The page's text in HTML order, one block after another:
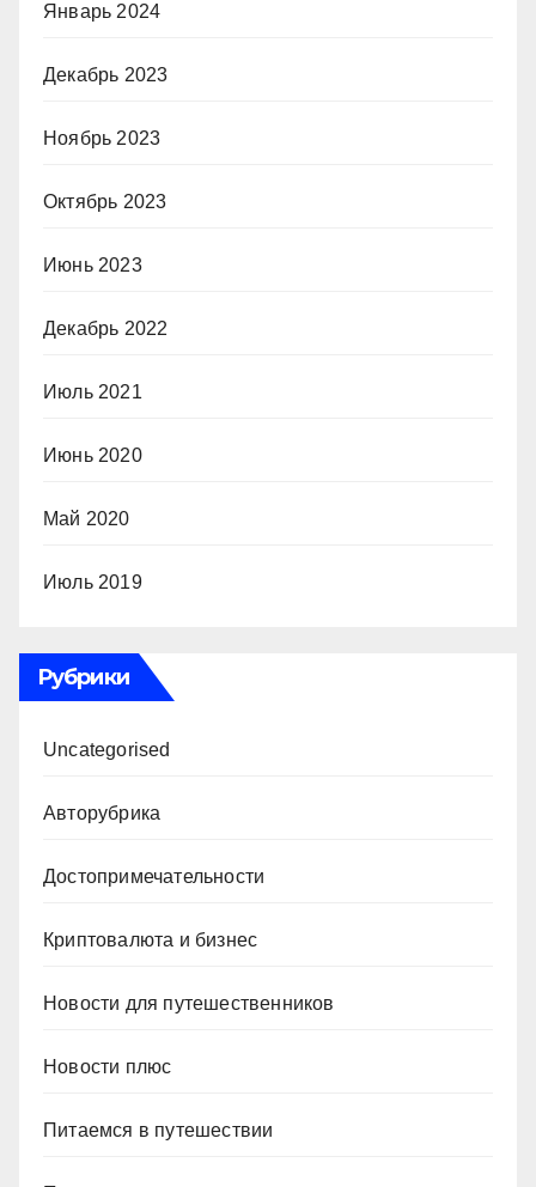
Январь 2024
Декабрь 2023
Ноябрь 2023
Октябрь 2023
Июнь 2023
Декабрь 2022
Июль 2021
Июнь 2020
Май 2020
Июль 2019
Рубрики
Uncategorised
Авторубрика
Достопримечательности
Криптовалюта и бизнес
Новости для путешественников
Новости плюс
Питаемся в путешествии